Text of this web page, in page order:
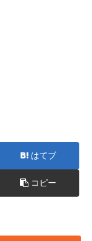
はてブ
コピー